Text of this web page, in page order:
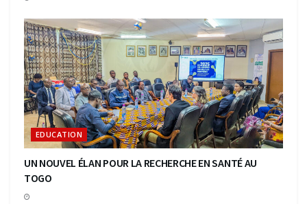
EDUCATION
UN NOUVEL ÉLAN POUR LA RECHERCHE EN SANTÉ AU
TOGO